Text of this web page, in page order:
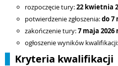
rozpoczęcie tury:22 kwietnia
potwierdzenie zgłoszenia:do7
zakończenie tury:7 maja 2026
ogłoszenie wyników kwalifikacji:
Kryteria kwalifikacji